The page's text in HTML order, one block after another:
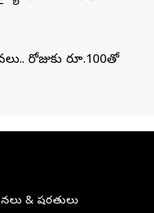
రోజుకు రూ.100తో
& షరతులు